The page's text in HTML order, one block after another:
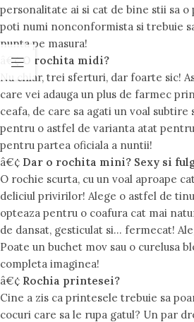
personalitate ai si cat de bine stii sa o
poti numi nonconformista si trebuie
nunta pe masura!
â€¢O rochita midi?
Nu chiar, trei sferturi, dar foarte sic!
care vei adauga un plus de farmec
ceafa, de care sa agati un voal
pentru o astfel de varianta atat
pentru partea oficiala a nuntii!
â€¢ Dar o rochita mini? Sexy si
O rochie scurta, cu un voal aproape
deliciul privirilor! Alege o astfel de
opteaza pentru o coafura cat mai
de dansat, gesticulat si… fermecat!
Poate un buchet mov sau o curelusa
completa imaginea!
â€¢ Rochia printesei?
Cine a zis ca printesele trebuie sa
cocuri care sa le rupa gatul? Un par